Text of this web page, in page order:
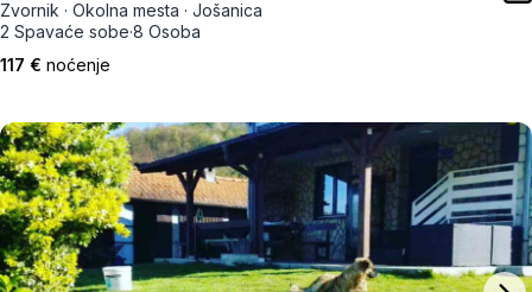
Zvornik · Okolna mesta · Jošanica
2 Spavaće sobe·8 Osoba
117 € noćenje